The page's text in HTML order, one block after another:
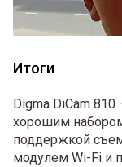
Итоги
Digma DiCam
хорошим
поддержкой
модулем Wi-Fi и